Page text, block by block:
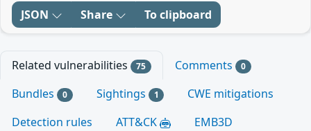
JSON Share To clipboard
Related vulnerabilities 75 Comments 0
Bundles 0 Sightings 1
CWE mitigations
Detection rules
ATT&CK EMB3D